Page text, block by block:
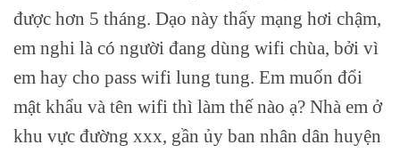
được hơn 5 tháng. Dạo này thấy mạng hơi chậm,
em nghi là có người đang dùng wifi chùa, bởi vì
em hay cho pass wifi lung tung. Em muốn đổi
mật khẩu và tên wifi thì làm thế nào ạ? Nhà em ở
khu vực đường xxx, gần ủy ban nhân dân huyện